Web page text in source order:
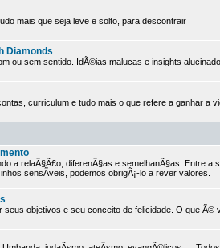
mais que seja leve e solto, para descontrair
Diamonds
ou sem sentido. IdÃ©ias malucas e insights
curriculum e tudo mais o que refere a ganhar a
a relaÃ§Ã£o, diferenÃ§as e semelhanÃ§as. Entre a
sensÃ­veis, podemos obrigÃ¡-lo a rever valores.
seus objetivos e seu conceito de felicidade. O que Ã©